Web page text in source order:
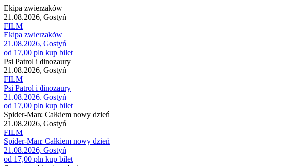
Ekipa zwierzaków
21.08.2026, Gostyń
FILM
Ekipa zwierzaków
21.08.2026, Gostyń
od 17,00 pln kup bilet
Psi Patrol i dinozaury
21.08.2026, Gostyń
FILM
Psi Patrol i dinozaury
21.08.2026, Gostyń
od 17,00 pln kup bilet
Spider-Man: Całkiem nowy dzień
21.08.2026, Gostyń
FILM
Spider-Man: Całkiem nowy dzień
21.08.2026, Gostyń
od 17,00 pln kup bilet